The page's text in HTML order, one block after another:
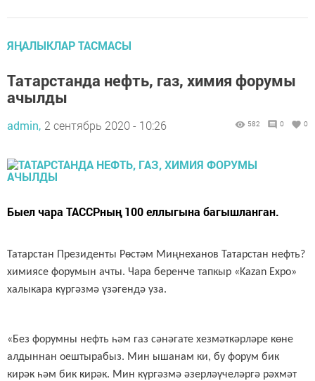
ЯҢАЛЫКЛАР ТАСМАСЫ
Татарстанда нефть, газ, химия форумы
ачылды
admin, 2 сентябрь 2020 - 10:26 582 0 0
Быел чара ТАССРның 100 еллыгына багышланган.
Татарстан Президенты Рөстәм Миңнеханов Татарстан нефть?
химиясе форумын ачты. Чара беренче тапкыр «Kazan Expo»
халыкара күргәзмә үзәгендә уза.
«Без форумны нефть һәм газ сәнәгате хезмәткәрләре көне
алдыннан оештырабыз. Мин ышанам ки, бу форум бик
кирәк һәм бик кирәк. Мин күргәзмә әзерләүчеләргә рәхмәт